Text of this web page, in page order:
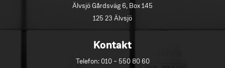
Älvsjö Gårdsväg 6, Box 145
125 23 Älvsjö
Kontakt
Telefon: 010 – 550 80 60